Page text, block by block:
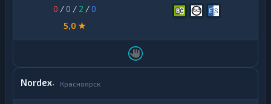
0 / 0 / 2 /0
5,0 ★
Nordex Красноярск